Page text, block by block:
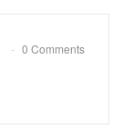
0 Comments